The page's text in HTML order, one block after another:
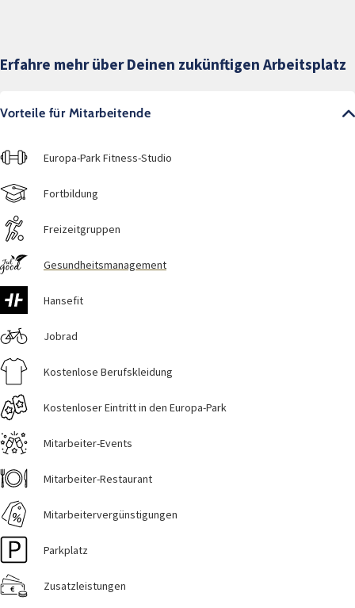
Erfahre mehr über Deinen zukünftigen Arbeitsplatz
Vorteile für Mitarbeitende
Europa-Park Fitness-Studio
Fortbildung
Freizeitgruppen
Gesundheitsmanagement
Hansefit
Jobrad
Kostenlose Berufskleidung
Kostenloser Eintritt in den Europa-Park
Mitarbeiter-Events
Mitarbeiter-Restaurant
Mitarbeitervergünstigungen
Parkplatz
Zusatzleistungen